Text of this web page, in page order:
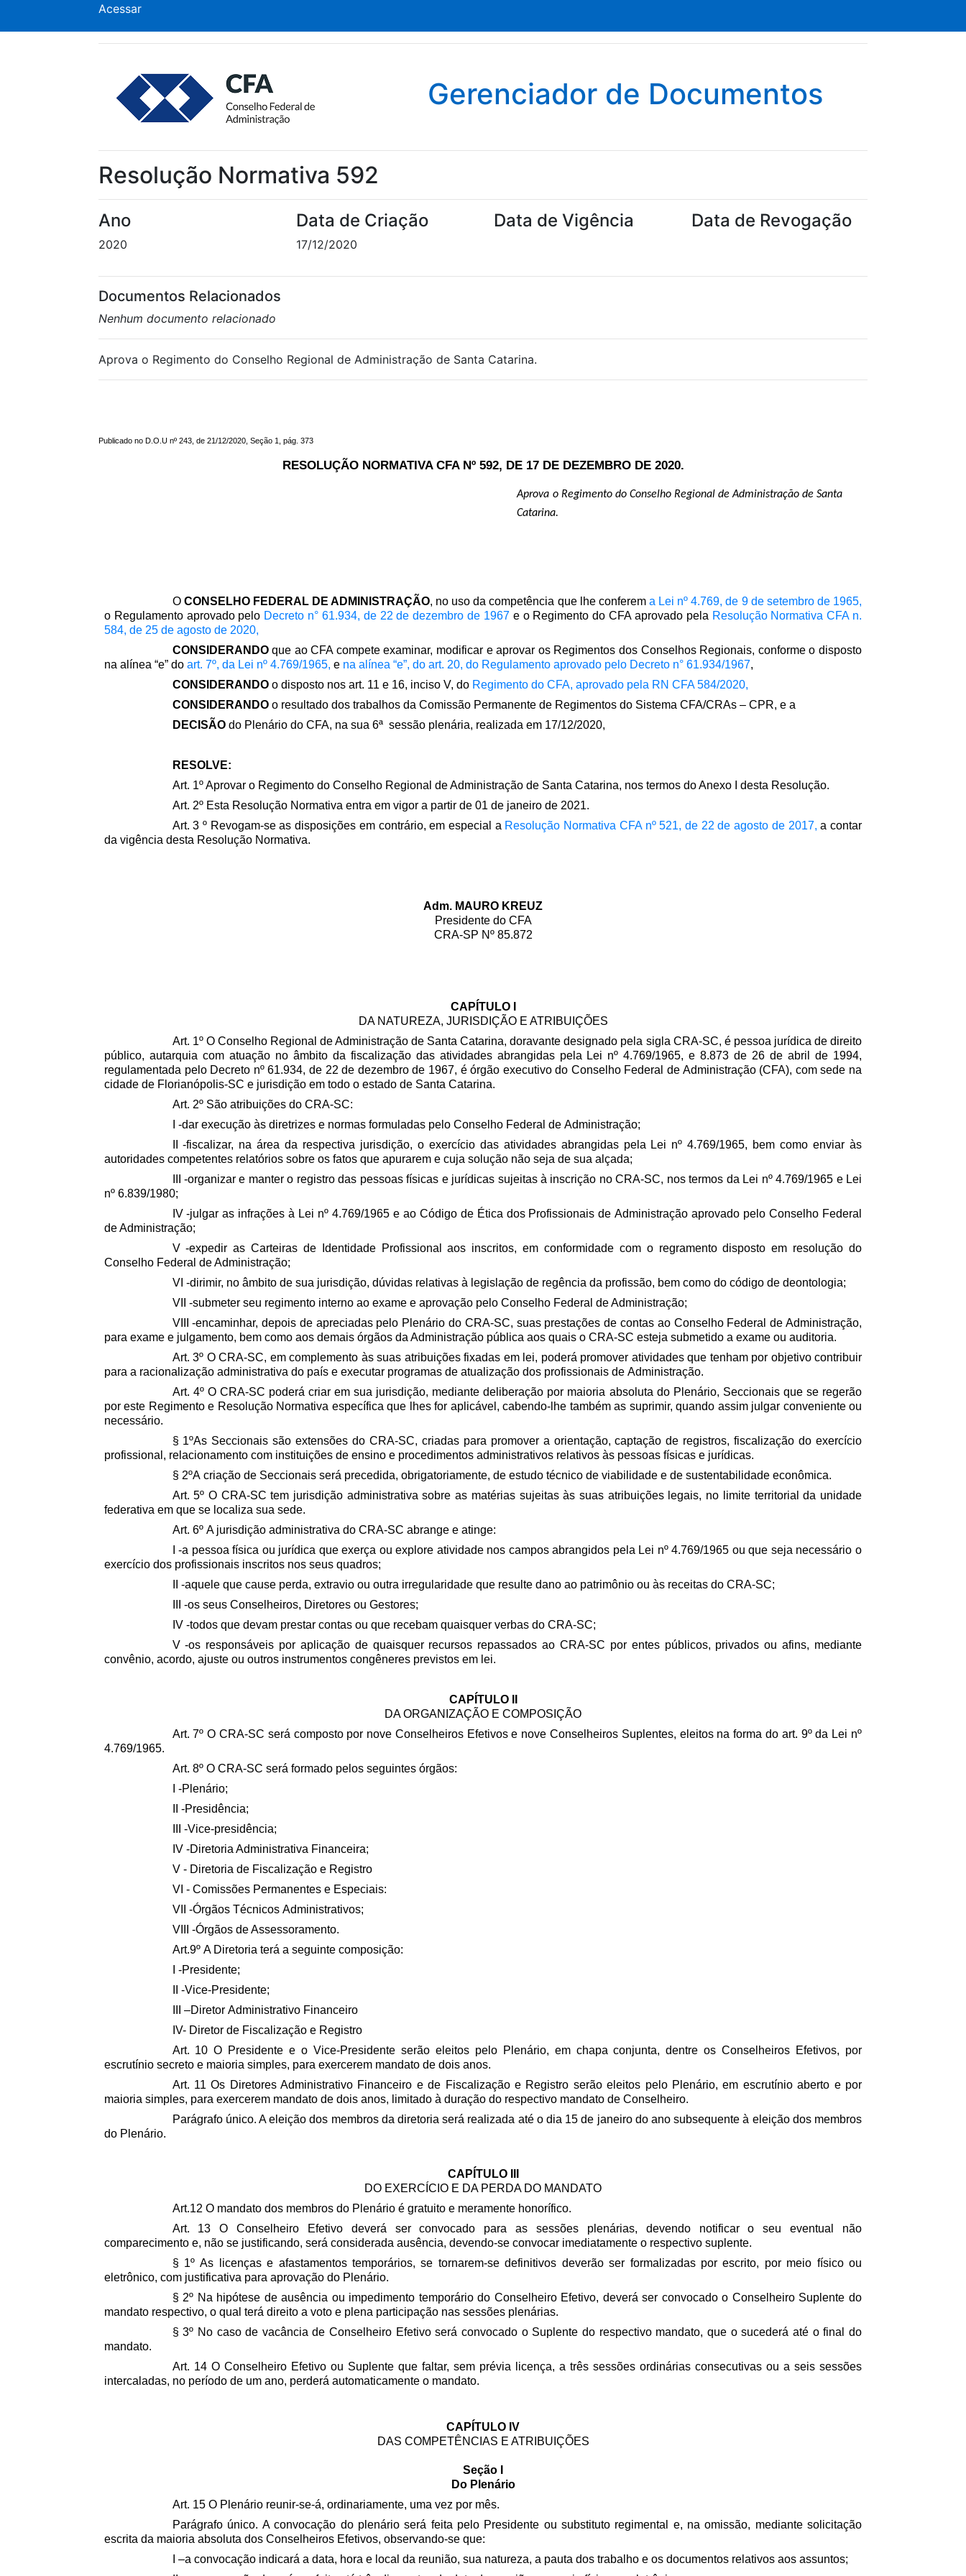
Acessar
Gerenciador de Documentos
Resolução Normativa 592
Ano
2020
Data de Criação
17/12/2020
Data de Vigência Data de Revogação
Documentos Relacionados
Nenhum documento relacionado
Aprova o Regimento do Conselho Regional de Administração de Santa Catarina.
Publicado no D.O.U nº 243, de 21/12/2020, Seção 1, pág. 373
RESOLUÇÃO NORMATIVA CFA Nº 592, DE 17 DE DEZEMBRO DE 2020.
Aprova o Regimento do Conselho Regional de Administração de Santa
Catarina.
O CONSELHO FEDERAL DE ADMINISTRAÇÃO, no uso da competência que lhe conferem a Lei nº 4.769, de 9 de setembro de 1965,
o Regulamento aprovado pelo Decreto n° 61.934, de 22 de dezembro de 1967e o Regimento do CFA aprovado pela Resolução Normativa CFA n.
584, de 25 de agosto de 2020,
CONSIDERANDOque ao CFA compete examinar, modificar e aprovar os Regimentos dos Conselhos Regionais, conforme o disposto
na alínea “e” do art. 7º, da Lei nº 4.769/1965, e na alínea “e”, do art. 20, do Regulamento aprovado pelo Decreto n° 61.934/1967,
CONSIDERANDOo disposto nos art. 11 e 16, inciso V, do Regimento do CFA, aprovado pela RN CFA 584/2020,
CONSIDERANDOo resultado dos trabalhos da Comissão Permanente de Regimentos do Sistema CFA/CRAs – CPR, e a
DECISÃOdo Plenário do CFA, na sua 6ª ​ sessão plenária, realizada em 17/12/2020,
RESOLVE:
Art. 1º Aprovar o Regimento do Conselho Regional de Administração de Santa Catarina, nos termos do Anexo I desta Resolução.
Art. 2º Esta Resolução Normativa entra em vigor a partir de 01 de janeiro de 2021.
Art. 3 º Revogam-se as disposições em contrário, em especial a Resolução Normativa CFA nº 521, de 22 de agosto de 2017, a contar
da vigência desta Resolução Normativa.
Adm. MAURO KREUZ
Presidente do CFA
CRA-SP Nº 85.872
CAPÍTULO I
DA NATUREZA, JURISDIÇÃO E ATRIBUIÇÕES
Art. 1º O Conselho Regional de Administração de Santa Catarina, doravante designado pela sigla CRA-SC, é pessoa jurídica de direito
público, autarquia com atuação no âmbito da fiscalização das atividades abrangidas pela Lei nº 4.769/1965, e 8.873 de 26 de abril de 1994,
regulamentada pelo Decreto nº 61.934, de 22 de dezembro de 1967, é órgão executivo do Conselho Federal de Administração (CFA), com sede na
cidade de Florianópolis-SC e jurisdição em todo o estado de Santa Catarina.
Art. 2º São atribuições do CRA-SC:
I -dar execução às diretrizes e normas formuladas pelo Conselho Federal de Administração;
II -fiscalizar, na área da respectiva jurisdição, o exercício das atividades abrangidas pela Lei nº 4.769/1965, bem como enviar às
autoridades competentes relatórios sobre os fatos que apurarem e cuja solução não seja de sua alçada;
III -organizar e manter o registro das pessoas físicas e jurídicas sujeitas à inscrição no CRA-SC, nos termos da Lei nº 4.769/1965 e Lei
nº 6.839/1980;
IV -julgar as infrações à Lei nº 4.769/1965 e ao Código de Ética dos Profissionais de Administração aprovado pelo Conselho Federal
de Administração;
V -expedir as Carteiras de Identidade Profissional aos inscritos, em conformidade com o regramento disposto em resolução do
Conselho Federal de Administração;
VI -dirimir, no âmbito de sua jurisdição, dúvidas relativas à legislação de regência da profissão, bem como do código de deontologia;
VII -submeter seu regimento interno ao exame e aprovação pelo Conselho Federal de Administração;
VIII -encaminhar, depois de apreciadas pelo Plenário do CRA-SC, suas prestações de contas ao Conselho Federal de Administração,
para exame e julgamento, bem como aos demais órgãos da Administração pública aos quais o CRA-SC esteja submetido a exame ou auditoria.
Art. 3º O CRA-SC, em complemento às suas atribuições fixadas em lei, poderá promover atividades que tenham por objetivo contribuir
para a racionalização administrativa do país e executar programas de atualização dos profissionais de Administração.
Art. 4º O CRA-SC poderá criar em sua jurisdição, mediante deliberação por maioria absoluta do Plenário, Seccionais que se regerão
por este Regimento e Resolução Normativa específica que lhes for aplicável, cabendo-lhe também as suprimir, quando assim julgar conveniente ou
necessário.
§ 1ºAs Seccionais são extensões do CRA-SC, criadas para promover a orientação, captação de registros, fiscalização do exercício
profissional, relacionamento com instituições de ensino e procedimentos administrativos relativos às pessoas físicas e jurídicas.
§ 2ºA criação de Seccionais será precedida, obrigatoriamente, de estudo técnico de viabilidade e de sustentabilidade econômica.
Art. 5º O CRA-SC tem jurisdição administrativa sobre as matérias sujeitas às suas atribuições legais, no limite territorial da unidade
federativa em que se localiza sua sede.
Art. 6º A jurisdição administrativa do CRA-SC abrange e atinge:
I -a pessoa física ou jurídica que exerça ou explore atividade nos campos abrangidos pela Lei nº 4.769/1965 ou que seja necessário o
exercício dos profissionais inscritos nos seus quadros;
II -aquele que cause perda, extravio ou outra irregularidade que resulte dano ao patrimônio ou às receitas do CRA-SC;
III -os seus Conselheiros, Diretores ou Gestores;
IV -todos que devam prestar contas ou que recebam quaisquer verbas do CRA-SC;
V -os responsáveis por aplicação de quaisquer recursos repassados ao CRA-SC por entes públicos, privados ou afins, mediante
convênio, acordo, ajuste ou outros instrumentos congêneres previstos em lei.
CAPÍTULO II
DA ORGANIZAÇÃO E COMPOSIÇÃO
Art. 7º O CRA-SC será composto por nove Conselheiros Efetivos e nove Conselheiros Suplentes, eleitos na forma do art. 9º da Lei nº
4.769/1965.
Art. 8º O CRA-SC será formado pelos seguintes órgãos:
I -Plenário;
II -Presidência;
III -Vice-presidência;
IV -Diretoria Administrativa Financeira;
V - Diretoria de Fiscalização e Registro
VI - Comissões Permanentes e Especiais:
VII -Órgãos Técnicos Administrativos;
VIII -Órgãos de Assessoramento.
Art.9º A Diretoria terá a seguinte composição:
I -Presidente;
II -Vice-Presidente;
III –Diretor Administrativo Financeiro
IV- Diretor de Fiscalização e Registro
Art. 10 O Presidente e o Vice-Presidente serão eleitos pelo Plenário, em chapa conjunta, dentre os Conselheiros Efetivos, por
escrutínio secreto e maioria simples, para exercerem mandato de dois anos.
Art. 11 Os Diretores Administrativo Financeiro e de Fiscalização e Registro serão eleitos pelo Plenário, em escrutínio aberto e por
maioria simples, para exercerem mandato de dois anos, limitado à duração do respectivo mandato de Conselheiro.
Parágrafo único. A eleição dos membros da diretoria será realizada até o dia 15 de janeiro do ano subsequente à eleição dos membros
do Plenário.
CAPÍTULO III
DO EXERCÍCIO E DA PERDA DO MANDATO
Art.12 O mandato dos membros do Plenário é gratuito e meramente honorífico.
Art. 13 O Conselheiro Efetivo deverá ser convocado para as sessões plenárias, devendo notificar o seu eventual não
comparecimento e, não se justificando, será considerada ausência, devendo-se convocar imediatamente o respectivo suplente.
§ 1º As licenças e afastamentos temporários, se tornarem-se definitivos deverão ser formalizadas por escrito, por meio físico ou
eletrônico, com justificativa para aprovação do Plenário.
§ 2º Na hipótese de ausência ou impedimento temporário do Conselheiro Efetivo, deverá ser convocado o Conselheiro Suplente do
mandato respectivo, o qual terá direito a voto e plena participação nas sessões plenárias.
§ 3º No caso de vacância de Conselheiro Efetivo será convocado o Suplente do respectivo mandato, que o sucederá até o final do
mandato.
Art. 14 O Conselheiro Efetivo ou Suplente que faltar, sem prévia licença, a três sessões ordinárias consecutivas ou a seis sessões
intercaladas, no período de um ano, perderá automaticamente o mandato.
CAPÍTULO IV
DAS COMPETÊNCIAS E ATRIBUIÇÕES
Seção I
Do Plenário
Art. 15 O Plenário reunir-se-á, ordinariamente, uma vez por mês.
Parágrafo único. A convocação do plenário será feita pelo Presidente ou substituto regimental e, na omissão, mediante solicitação
escrita da maioria absoluta dos Conselheiros Efetivos, observando-se que:
I –a convocação indicará a data, hora e local da reunião, sua natureza, a pauta dos trabalho e os documentos relativos aos assuntos;